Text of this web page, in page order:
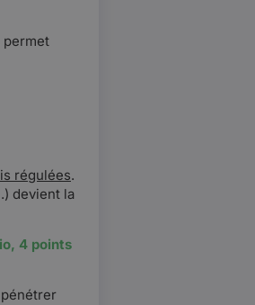
permet
régulées.
devient la
4 points